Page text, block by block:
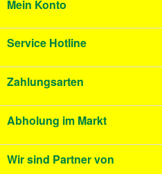
Mein Konto
Service Hotline
Zahlungsarten
Abholung im Markt
Wir sind Partner von